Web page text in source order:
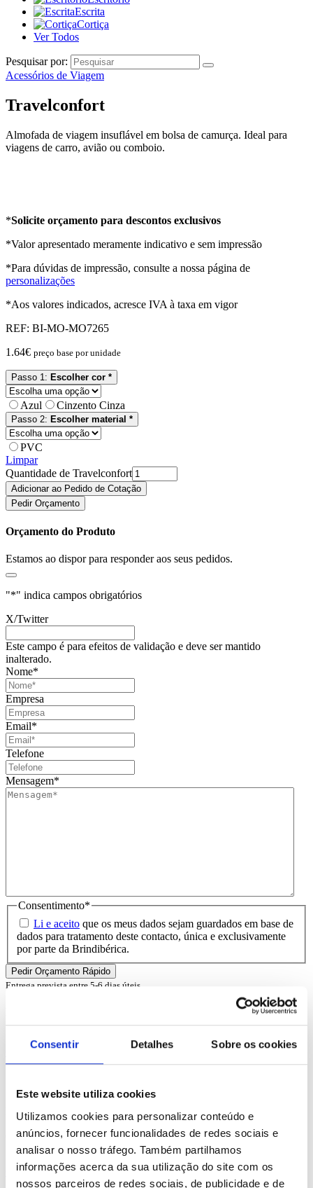
Consentir Detalhes Sobre os cookies
Este website utiliza cookies
Utilizamos cookies para personalizar conteúdo e
anúncios, fornecer funcionalidades de redes sociais e
analisar o nosso tráfego. Também partilhamos
informações acerca da sua utilização do site com os
nossos parceiros de redes sociais, de publicidade e de
Escrita
Cortiça
Ver Todos
Pesquisar por:
Acessórios de Viagem
Travelconfort
Almofada de viagem insuflável em bolsa de camurça. Ideal para
viagens de carro, avião ou comboio.
*Solicite orçamento para descontos exclusivos
*Valor apresentado meramente indicativo e sem impressão
*Para dúvidas de impressão, consulte a nossa página de
personalizações
*Aos valores indicados, acresce IVA à taxa em vigor
REF: BI-MO-MO7265
1.64€ preço base por unidade
Passo 1: Escolher cor *
Azul Cinzento Cinza
Passo 2: Escolher material *
PVC
Limpar
Quantidade de Travelconfort
Adicionar ao Pedido de Cotação
Pedir Orçamento
Orçamento do Produto
Estamos ao dispor para responder aos seus pedidos.
"*" indica campos obrigatórios
X/Twitter
Este campo é para efeitos de validação e deve ser mantido
inalterado.
Nome*
Empresa
Email*
Telefone
Mensagem*
Consentimento*
Li e aceito que os meus dados sejam guardados em base de
dados para tratamento deste contacto, única e exclusivamente
por parte da Brindibérica.
Entrega prevista entre 5-6 dias úteis
Comprar
REF. BI-PS-94682
desde 7.53€
Comprar